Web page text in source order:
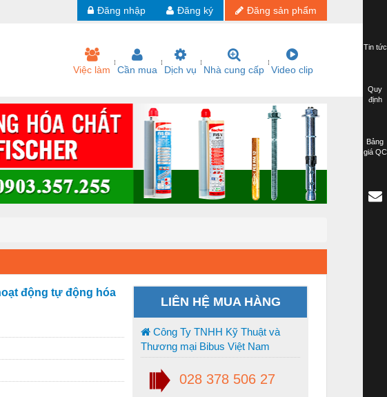
Đăng sản phẩm
Đăng ký
Đăng nhập
Việc làm Cần mua Dịch vụ Nhà cung cấp Video clip
động tự động hóa
LIÊN HỆ MUA HÀNG
Công Ty TNHH Kỹ Thuật và
Thương mại Bibus Việt Nam
028 378 506 27
Tin tức
Quy
định
Bảng
giá QC